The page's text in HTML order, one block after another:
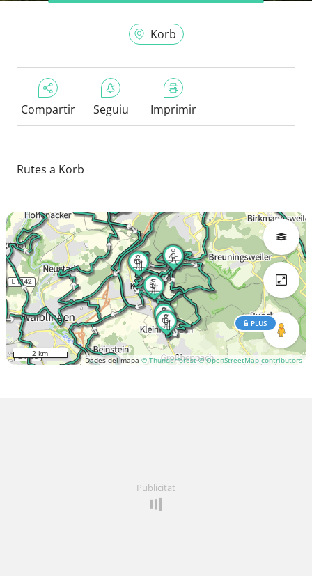
Korb
Compartir Seguiu Imprimir
Rutes a Korb
Dades del mapa © Thunderforest © OpenStreetMap contributors
PLUS
2 km
Publicitat